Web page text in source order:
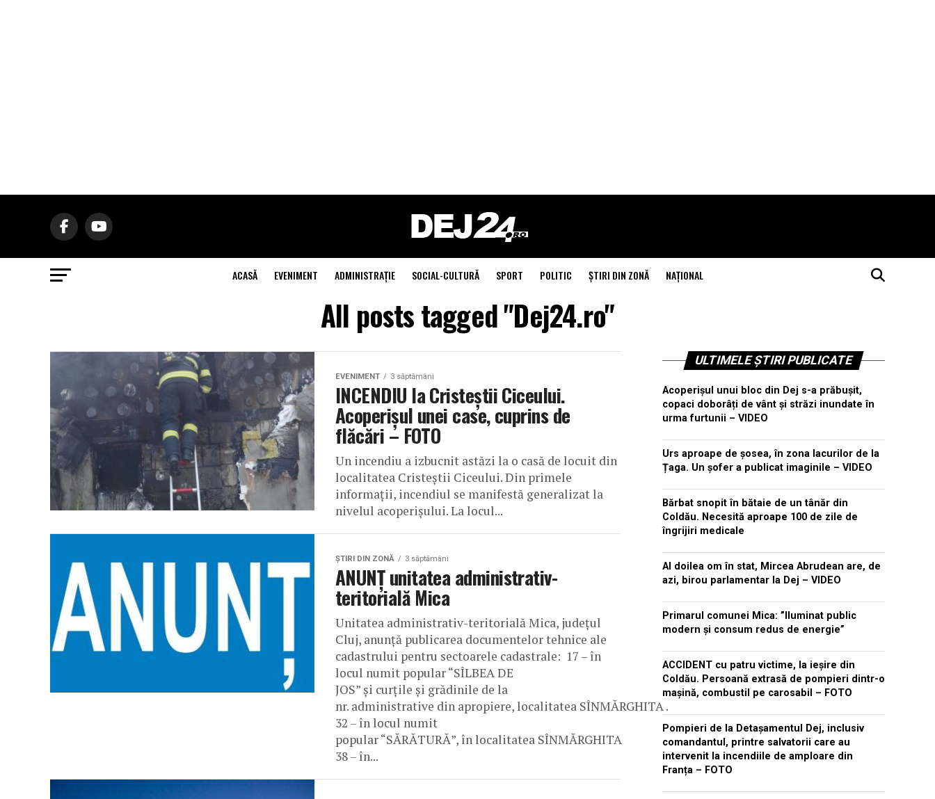
ACASĂ EVENIMENT ADMINISTRAŢIE SOCIAL-CULTURĂ SPORT POLITIC ŞTIRI DIN ZONĂ NAŢIONAL
All posts tagged "Dej24.ro"
EVENIMENT 3 săptămâni
INCENDIU la Cristeștii Ciceului.
Acoperișul unei case, cuprins de
flăcări – FOTO
Un incendiu a izbucnit astăzi la o casă de locuit din
localitatea Cristeștii Ciceului. Din primele
informații, incendiul se manifestă generalizat la
nivelul acoperișului. La locul...
ŞTIRI DIN ZONĂ 3 săptămâni
ANUNȚ unitatea administrativ-
teritorială Mica
Unitatea administrativ-teritorială Mica, județul
Cluj, anunță publicarea documentelor tehnice ale
cadastrului pentru sectoarele cadastrale: 17 – în
locul numit popular “SÎLBEA DE
JOS” și curțile și grădinile de la
nr. administrative din apropiere, localitatea SÎNMĂRGHITA .
32 – în locul numit
popular “SĂRĂTURĂ”, în localitatea SÎNMĂRGHITA
38 – în...
ULTIMELE ȘTIRI PUBLICATE
Acoperișul unui bloc din Dej s-a prăbușit,
copaci doborâți de vânt și străzi inundate în
urma furtunii – VIDEO
Urs aproape de șosea, în zona lacurilor de la
Țaga. Un șofer a publicat imaginile – VIDEO
Bărbat snopit în bătaie de un tânăr din
Coldău. Necesită aproape 100 de zile de
îngrijiri medicale
Al doilea om în stat, Mircea Abrudean are, de
azi, birou parlamentar la Dej – VIDEO
Primarul comunei Mica: ”Iluminat public
modern și consum redus de energie”
ACCIDENT cu patru victime, la ieșire din
Coldău. Persoană extrasă de pompieri dintr-o
mașină, combustil pe carosabil – FOTO
Pompieri de la Detașamentul Dej, inclusiv
comandantul, printre salvatorii care au
intervenit la incendiile de amploare din
Franța – FOTO